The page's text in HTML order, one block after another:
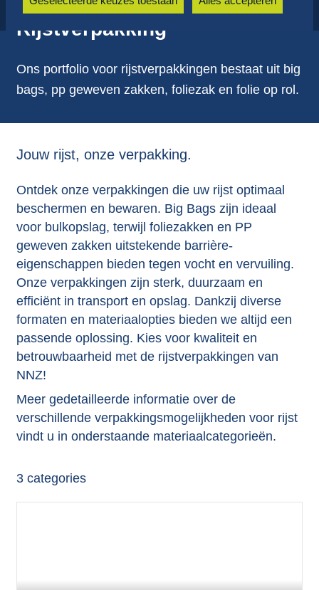
Rijstverpakking
Ons portfolio voor rijstverpakkingen bestaat uit big
bags, pp geweven zakken, foliezak en folie op rol.
Jouw rijst, onze verpakking.
Ontdek onze verpakkingen die uw rijst optimaal
beschermen en bewaren. Big Bags zijn ideaal
voor bulkopslag, terwijl foliezakken en PP
geweven zakken uitstekende barrière-
eigenschappen bieden tegen vocht en vervuiling.
Onze verpakkingen zijn sterk, duurzaam en
efficiënt in transport en opslag. Dankzij diverse
formaten en materiaalopties bieden we altijd een
passende oplossing. Kies voor kwaliteit en
betrouwbaarheid met de rijstverpakkingen van
NNZ!
Meer gedetailleerde informatie over de
verschillende verpakkingsmogelijkheden voor rijst
vindt u in onderstaande materiaalcategorieën.
3categories